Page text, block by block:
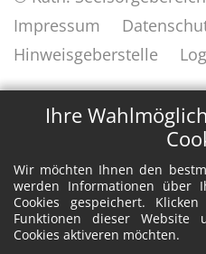
Ihre
Wir möchten Ihnen den
werden Informationen über
Cookies gespeichert.
Funktionen dieser Website
Cookies aktiveren möchten.
Impressum
Hinweisgeberstelle